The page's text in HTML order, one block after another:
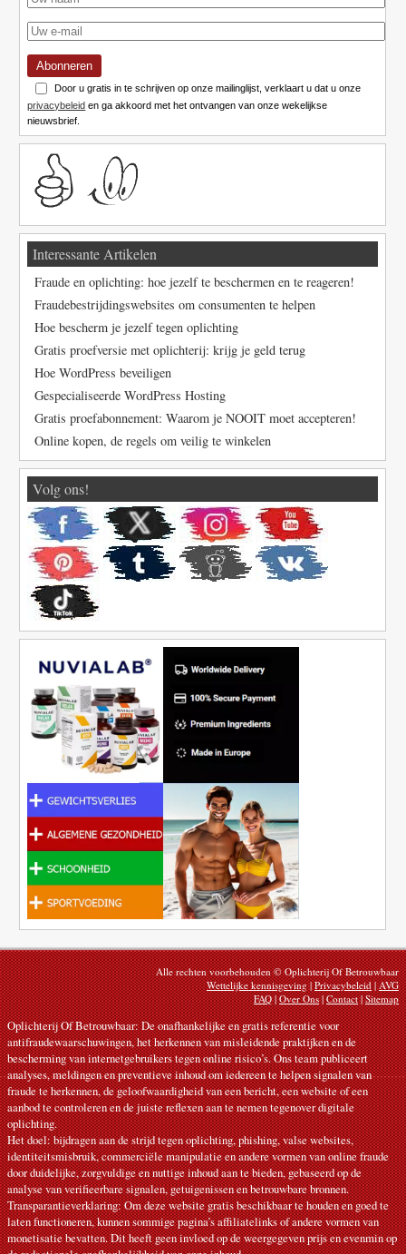
Abonneren
Door u gratis in te schrijven op onze mailinglijst, verklaart u dat u onze
privacybeleid en ga akkoord met het ontvangen van onze wekelijkse
nieuwsbrief.
Interessante Artikelen
Fraude en oplichting: hoe jezelf te beschermen en te reageren!
Fraudebestrijdingswebsites om consumenten te helpen
Hoe bescherm je jezelf tegen oplichting
Gratis proefversie met oplichterij: krijg je geld terug
Hoe WordPress beveiligen
Gespecialiseerde WordPress Hosting
Gratis proefabonnement: Waarom je NOOIT moet accepteren!
Online kopen, de regels om veilig te winkelen
Volg ons!
Alle rechten voorbehouden © Oplichterij Of Betrouwbaar
Wettelijke kennisgeving|Privacybeleid|AVG
FAQ|Over Ons|Contact|Sitemap
Oplichterij Of Betrouwbaar: De onafhankelijke en gratis referentie voor
antifraudewaarschuwingen, het herkennen van misleidende praktijken en de
bescherming van internetgebruikers tegen online risico’s. Ons team publiceert
analyses, meldingen en preventieve inhoud om iedereen te helpen signalen van
fraude te herkennen, de geloofwaardigheid van een bericht, een website of een
aanbod te controleren en de juiste reflexen aan te nemen tegenover digitale
oplichting.
Het doel: bijdragen aan de strijd tegen oplichting, phishing, valse websites,
identiteitsmisbruik, commerciële manipulatie en andere vormen van online fraude
door duidelijke, zorgvuldige en nuttige inhoud aan te bieden, gebaseerd op de
analyse van verifieerbare signalen, getuigenissen en betrouwbare bronnen.
Transparantieverklaring: Om deze website gratis beschikbaar te houden en goed te
laten functioneren, kunnen sommige pagina’s affiliatelinks of andere vormen van
monetisatie bevatten. Dit heeft geen invloed op de weergegeven prijs en evenmin op